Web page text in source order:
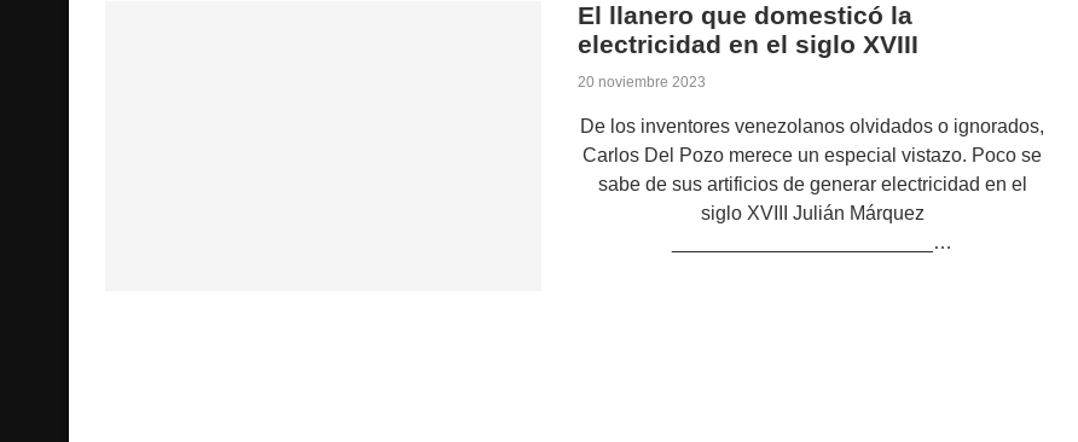
El llanero que domesticó la
electricidad en el siglo XVIII
20 noviembre 2023
De los inventores venezolanos olvidados o ignorados,
Carlos Del Pozo merece un especial vistazo. Poco se
sabe de sus artificios de generar electricidad en el
siglo XVIII Julián Márquez
________________________…